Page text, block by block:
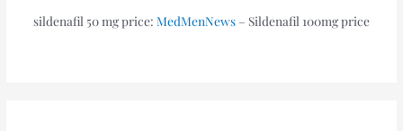
sildenafil 50 mg price: MedMenNews– Sildenafil 100mg price